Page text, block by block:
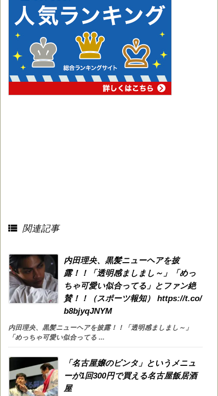
 関連記事
内田理央、黒髪ニューヘアを披
露！！「透明感ましまし～」「めっ
ちゃ可愛い似合ってる」とファン絶
賛！！（スポーツ報知） https://t.co/
b8bjyqJNYM
内田理央、黒髪ニューヘアを披露！！「透明感ましまし～」
「めっちゃ可愛い似合ってる ...
「名古屋嬢のビンタ」というメニュ
ーが1回300円で買える名古屋飯居酒
屋